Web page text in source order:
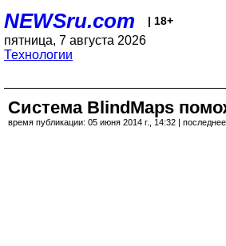
NEWSru.com | 18+
пятница, 7 августа 2026
Технологии
Система BlindMaps
время публикации: 05 июня 2014 г., 14:32 |